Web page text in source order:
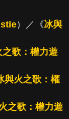
）／《冰與
之歌：權力遊
與火之歌：權
之歌：權力遊